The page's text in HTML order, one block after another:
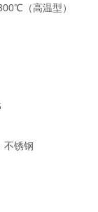
（高温型）
不锈钢